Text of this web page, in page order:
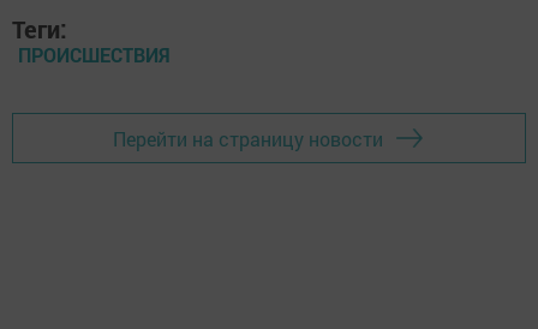
Теги:
ПРОИСШЕСТВИЯ
Перейти на страницу новости